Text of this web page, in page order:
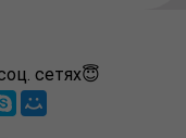
сетях😇